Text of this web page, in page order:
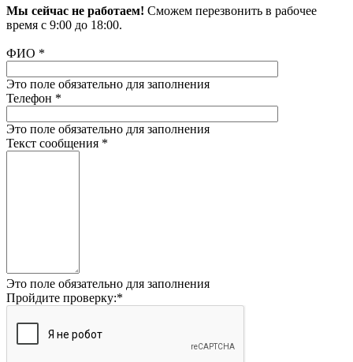
Мы сейчас не работаем! Сможем перезвонить в рабочее
время с 9:00 до 18:00.
ФИО *
Это поле обязательно для заполнения
Телефон *
Это поле обязательно для заполнения
Текст сообщения *
Это поле обязательно для заполнения
Пройдите проверку:*